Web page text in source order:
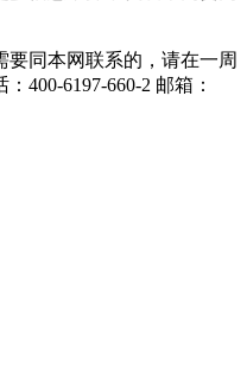
同本网联系的，请在一周
400-6197-660-2 邮箱：